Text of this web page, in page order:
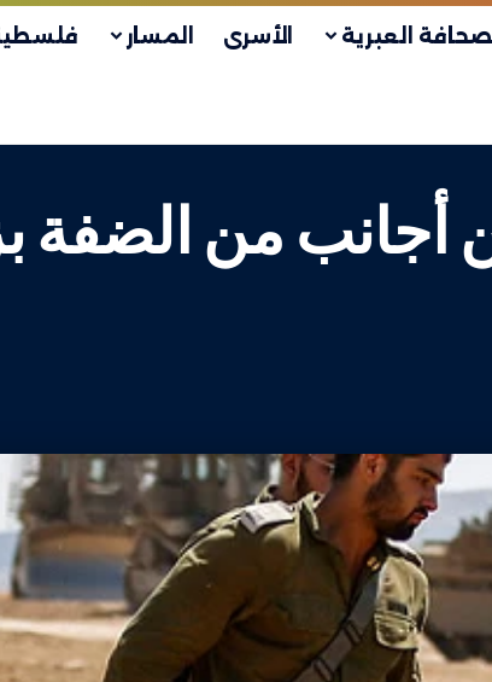
العبرية الأسرى المسار
أجانب من الضفة